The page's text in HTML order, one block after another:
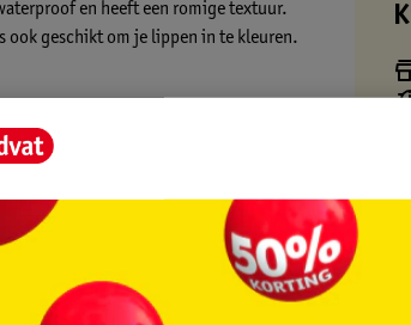
en heeft een romige textuur.
ook geschikt om je lippen in te kleuren.